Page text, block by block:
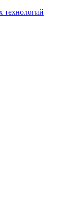
технологий